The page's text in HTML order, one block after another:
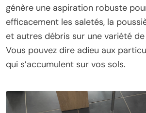
génère une aspiration robuste
efficacement les saletés, la
et autres débris sur une variété
Vous pouvez dire adieu aux
qui s’accumulent sur vos sols.